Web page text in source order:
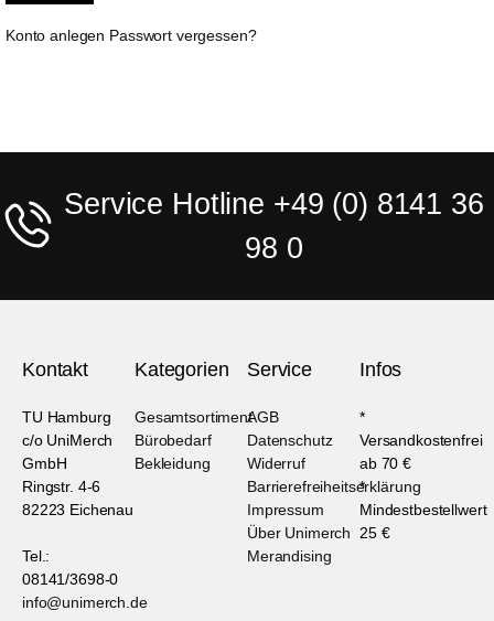
Konto anlegen Passwort vergessen?
Service Hotline +49 (0) 8141 36
98 0
Kontakt
TU Hamburg
c/o UniMerch
GmbH
Ringstr. 4-6
82223 Eichenau
Tel.:
08141/3698-0
info@unimerch.de
Kategorien
Gesamtsortiment
Bürobedarf
Bekleidung
Service
AGB
Datenschutz
Widerruf
Barrierefreiheitserklärung
Impressum
Über Unimerch
Merandising
Infos
*
Versandkostenfrei
ab 70 €
*
Mindestbestellwert
25 €